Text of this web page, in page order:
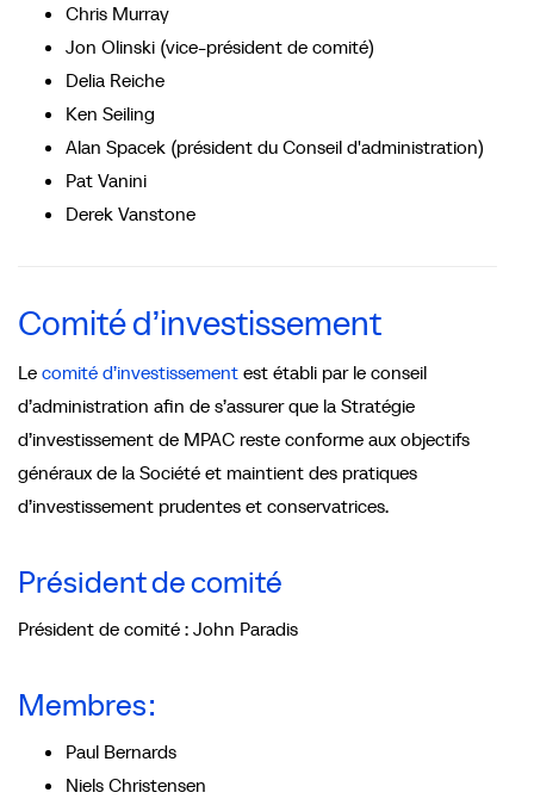
Chris Murray
Jon Olinski (vice-président de comité)
Delia Reiche
Ken Seiling
Alan Spacek (président du Conseil d'administration)
Pat Vanini
Derek Vanstone
Comité d’investissement
Le comité d’investissement est établi par le conseil
d’administration afin de s’assurer que la Stratégie
d’investissement de MPAC reste conforme aux objectifs
généraux de la Société et maintient des pratiques
d’investissement prudentes et conservatrices.
Président de comité
Président de comité : John Paradis
Membres :
Paul Bernards
Niels Christensen